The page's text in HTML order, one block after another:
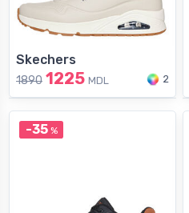
Skechers
1890 1225 MDL 2
-35%